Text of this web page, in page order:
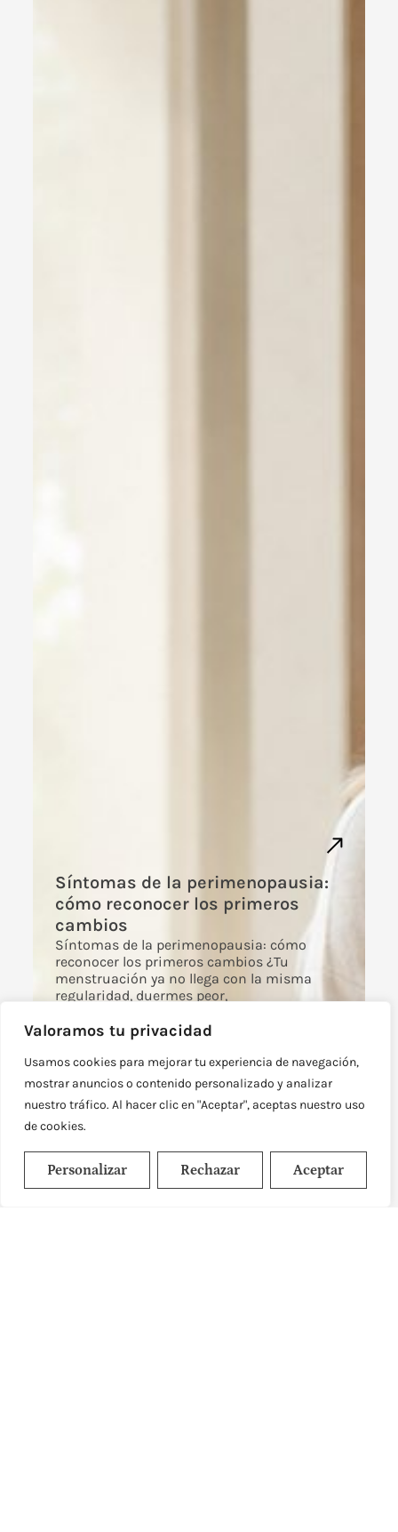
Valoramos tu privacidad
Usamos cookies para mejorar tu experiencia de navegación,
mostrar anuncios o contenido personalizado y analizar
nuestro tráfico. Al hacer clic en "Aceptar", aceptas nuestro uso
de cookies.
Personalizar Rechazar Aceptar
Síntomas de la perimenopausia:
cómo reconocer los primeros
cambios
Síntomas de la perimenopausia: cómo
reconocer los primeros cambios ¿Tu
menstruación ya no llega con la misma
regularidad, duermes peor,